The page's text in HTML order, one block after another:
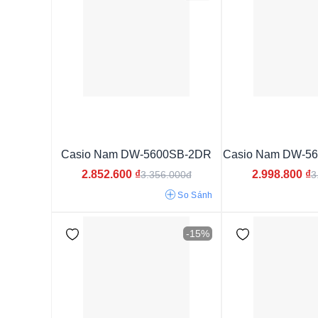
Casio Nam DW-5600SB-2DR
2.852.600 ₫3.356.000đ
So Sánh
Casio Nam DW-
2.998.800 ₫
-15%